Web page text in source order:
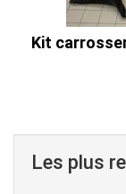
Kit
Les plus